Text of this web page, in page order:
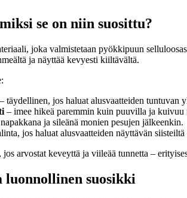
se on niin suosittu?
joka valmistetaan pyökkipuun
ja näyttää kevyesti kiiltävältä.
– täydellinen, jos haluat alusvaatteiden tuntuvan
– imee hikeä paremmin kuin puuvilla ja kuivuu
ja sileänä monien pesujen jälkeenkin.
jos haluat alusvaatteiden näyttävän
arvostat keveyttä ja viileää tunnetta –
luonnollinen suosikki